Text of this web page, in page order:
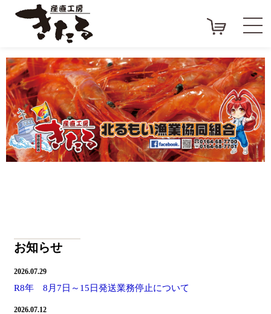
>
<
お知らせ
2026.07.29
R8年 8月7日～15日発送業務停止について
2026.07.12